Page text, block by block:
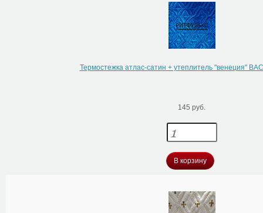
Термостежка атлас-сатин + утеплитель "венеция"
145 руб.
В корзину